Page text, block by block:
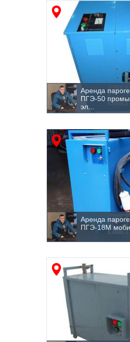
Аренда
ПГЭ-50
эл...
Аренда
ПГЭ-18М